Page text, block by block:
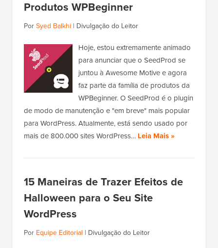
Produtos WPBeginner
PorSyed Balkhi | Divulgação do Leitor
Hoje, estou extremamente animado
para anunciar que o SeedProd se
juntou à Awesome Motive e agora
faz parte da família de produtos da
WPBeginner. O SeedProd é o plugin
de modo de manutenção e "em breve" mais popular
para WordPress. Atualmente, está sendo usado por
mais de 800.000 sites WordPress… Leia Mais »
15 Maneiras de Trazer Efeitos de
Halloween para o Seu Site
WordPress
Por Equipe Editorial | Divulgação do Leitor